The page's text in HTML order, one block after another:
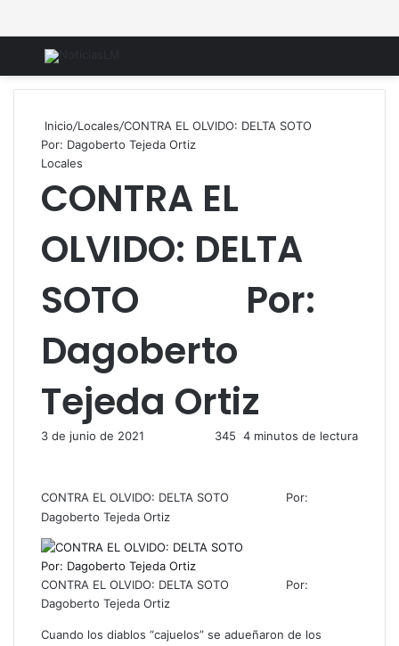
Menú
Inicio/Locales/CONTRA EL OLVIDO: DELTA SOTO
Por: Dagoberto Tejeda Ortiz
Locales
CONTRA EL
OLVIDO: DELTA
SOTO Por:
Dagoberto
Tejeda Ortiz
3 de junio de 2021 345 4 minutos de lectura
CONTRA EL OLVIDO: DELTA SOTO Por:
Dagoberto Tejeda Ortiz
CONTRA EL OLVIDO: DELTA SOTO Por:
Dagoberto Tejeda Ortiz
Cuando los diablos “cajuelos” se adueñaron de los